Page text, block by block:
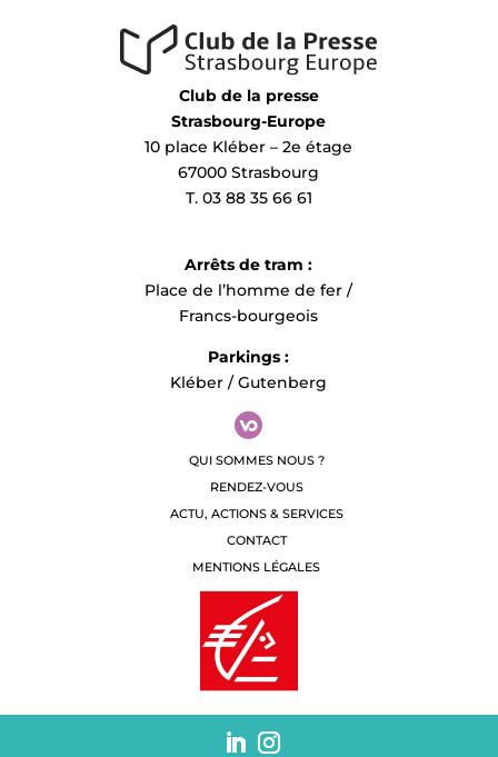
Club de la presse
Strasbourg-Europe
10 place Kléber – 2e étage
67000 Strasbourg
T. 03 88 35 66 61
Arrêts de tram :
Place de l’homme de fer /
Francs-bourgeois
Parkings :
Kléber / Gutenberg
QUI SOMMES NOUS ?
RENDEZ-VOUS
ACTU, ACTIONS & SERVICES
CONTACT
MENTIONS LÉGALES